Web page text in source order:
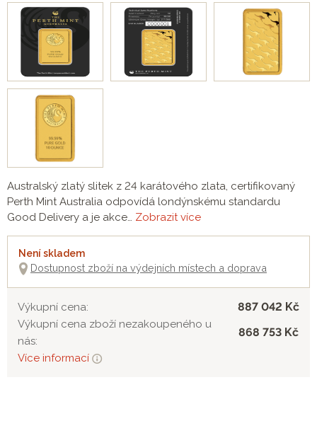
Australský zlatý slitek z 24 karátového zlata, certifikovaný
Perth Mint Australia odpovídá londýnskému standardu
Good Delivery a je akce… Zobrazit více
Není skladem
Dostupnost zboží na výdejních místech a doprava
Výkupní cena: 887 042 Kč
Výkupní cena zboží nezakoupeného u
nás:
868 753 Kč
Více informací